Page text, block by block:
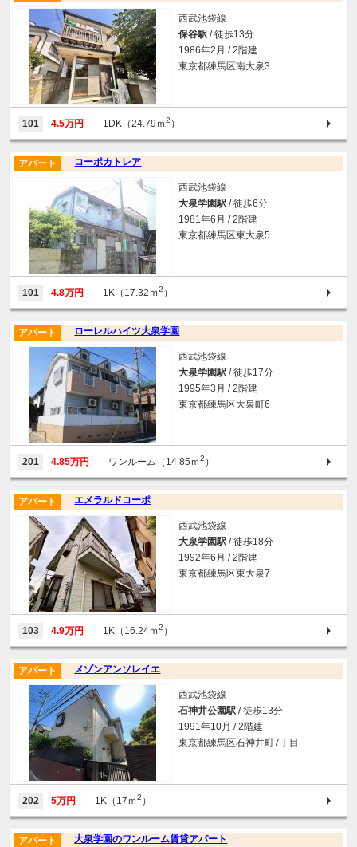
西武池袋線
保谷駅 / 徒歩13分
1986年2月 / 2階建
東京都練馬区南大泉3
101 4.5万円 1DK（24.79ｍ2 ）
コーポカトレア
アパート
西武池袋線
大泉学園駅 / 徒歩6分
1981年6月 / 2階建
東京都練馬区東大泉5
101 4.8万円 1K（17.32ｍ2 ）
ローレルハイツ大泉学園
アパート
西武池袋線
大泉学園駅 / 徒歩17分
1995年3月 / 2階建
東京都練馬区大泉町6
201 4.85万円 ワンルーム（14.85ｍ2 ）
エメラルドコーポ
アパート
西武池袋線
大泉学園駅 / 徒歩18分
1992年6月 / 2階建
東京都練馬区東大泉7
103 4.9万円 1K（16.24ｍ2 ）
メゾンアンソレイエ
アパート
西武池袋線
石神井公園駅 / 徒歩13分
1991年10月 / 2階建
東京都練馬区石神井町7丁目
202 5万円 1K（17ｍ2 ）
大泉学園のワンルーム賃貸アパート
アパート